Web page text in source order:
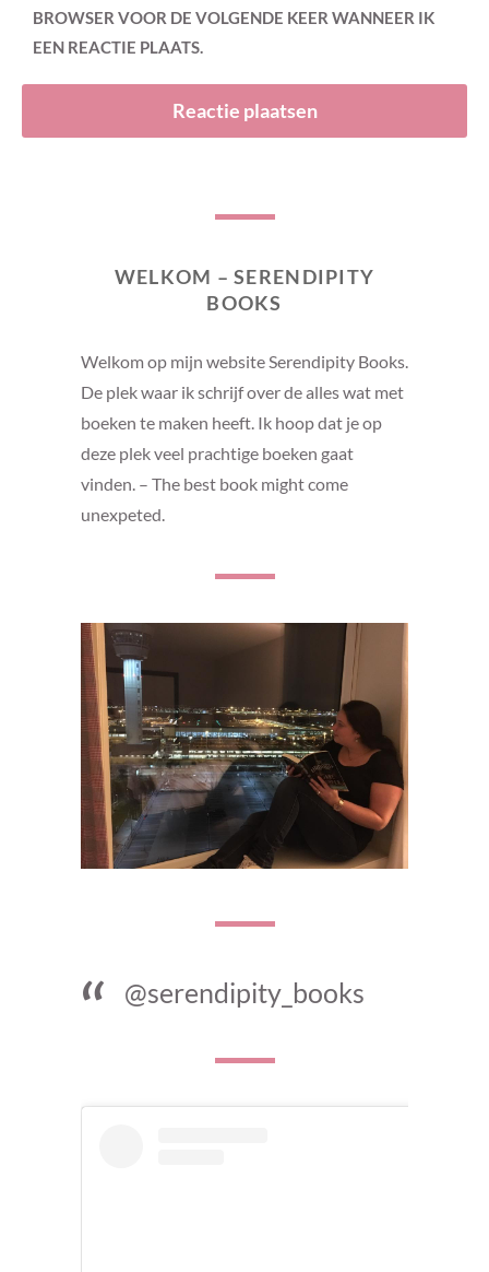
BROWSER VOOR DE VOLGENDE KEER WANNEER IK
EEN REACTIE PLAATS.
WELKOM – SERENDIPITY
BOOKS
Welkom op mijn website Serendipity Books.
De plek waar ik schrijf over de alles wat met
boeken te maken heeft. Ik hoop dat je op
deze plek veel prachtige boeken gaat
vinden. – The best book might come
unexpeted.
@serendipity_books